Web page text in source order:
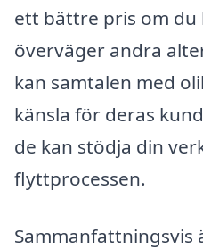
ett bättre pris om du
överväger andra
kan samtalen med
känsla för deras
de kan stödja din
flyttprocessen.
Sammanfattningsvis